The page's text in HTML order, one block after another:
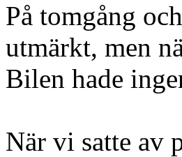
På tomgång
utmärkt, men
Bilen hade
När vi satte av